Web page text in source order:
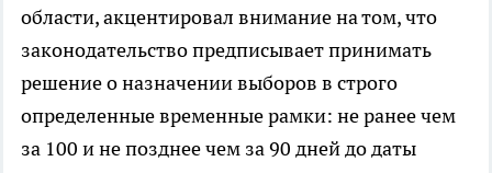
области, акцентировал внимание на том, что
законодательство предписывает принимать
решение о назначении выборов в строго
определенные временные рамки: не ранее чем
за 100 и не позднее чем за 90 дней до даты